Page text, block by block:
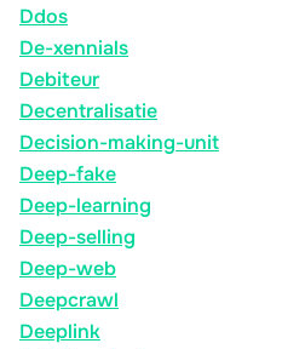
Ddos
De-xennials
Debiteur
Decentralisatie
Decision-making-unit
Deep-fake
Deep-learning
Deep-selling
Deep-web
Deepcrawl
Deeplink